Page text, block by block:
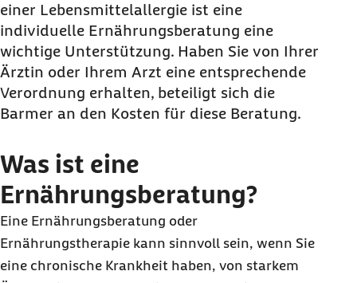
Ernährungsberatung?
Wie finden Sie eine qualifizierte
Ernährungsberatung auf Rezept?
Wie erhalten Sie eine Ernährungsberatung auf
Rezept?
Ernährungsberatung
einer Lebensmittelallergie ist eine
individuelle Ernährungsberatung eine
wichtige Unterstützung. Haben Sie von Ihrer
Ärztin oder Ihrem Arzt eine entsprechende
Verordnung erhalten, beteiligt sich die
Barmer an den Kosten für diese Beratung.
Was ist eine
Ernährungsberatung?
Eine Ernährungsberatung oder
Ernährungstherapie kann sinnvoll sein, wenn Sie
eine chronische Krankheit haben, von starkem